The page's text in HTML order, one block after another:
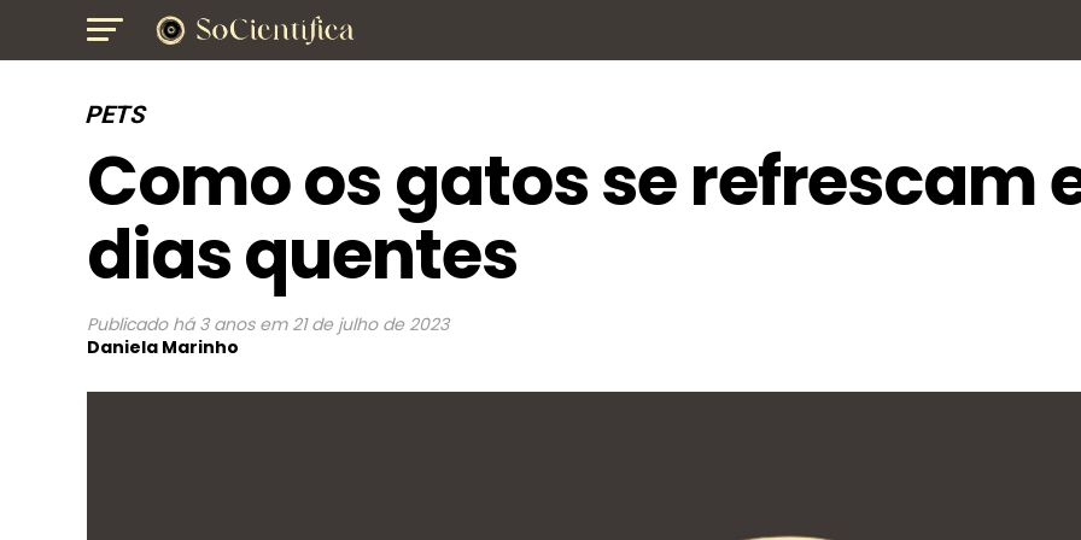
PETS
Como os gatos se refrescam
dias quentes
Publicado há 3 anos em 21 de julho de 2023
Daniela Marinho